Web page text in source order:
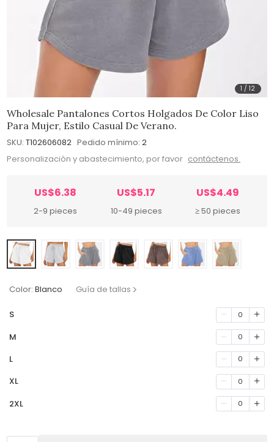
1 /12
Wholesale Pantalones Cortos Holgados De Color Liso
Para Mujer, Estilo Casual De Verano.
SKU: T102606082 Pedido mínimo: 2
Personalización y abastecimiento, por favor contáctenos.
US$6.38
2-9 pieces
US$5.17
10-49 pieces
US$4.49
≥ 50 pieces
Color: Blanco Guía de tallas
S 0
M 0
L 0
XL 0
2XL 0